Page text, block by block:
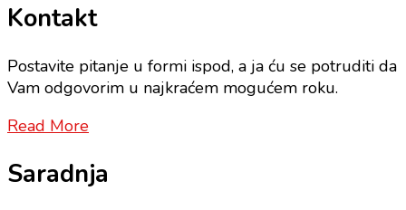
Kontakt
Postavite pitanje u formi ispod, a ja ću se potruditi da
Vam odgovorim u najkraćem mogućem roku.
Read More
Saradnja